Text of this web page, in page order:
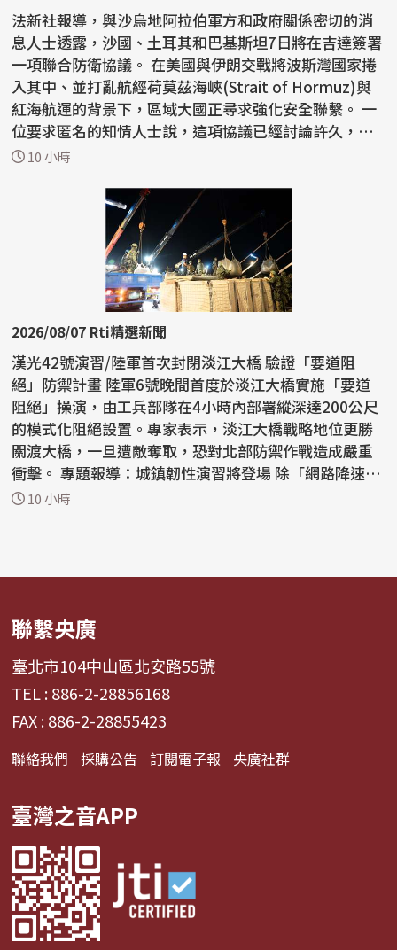
法新社報導，與沙烏地阿拉伯軍方和政府關係密切的消
息人士透露，沙國、土耳其和巴基斯坦7日將在吉達簽署
一項聯合防衛協議。 在美國與伊朗交戰將波斯灣國家捲
入其中、並打亂航經荷莫茲海峽(Strait of Hormuz)與
紅海航運的背景下，區域大國正尋求強化安全聯繫。 一
位要求匿名的知情人士說，這項協議已經討論許久，
但...10 小時
2026/08/07 Rti精選新聞
漢光42號演習/陸軍首次封閉淡江大橋 驗證「要道阻
絕」防禦計畫 陸軍6號晚間首度於淡江大橋實施「要道
阻絕」操演，由工兵部隊在4小時內部署縱深達200公尺
的模式化阻絕設置。專家表示，淡江大橋戰略地位更勝
關渡大橋，一旦遭敵奪取，恐對北部防禦作戰造成嚴重
衝擊。 專題報導：城鎮韌性演習將登場 除「網路降速、
躲3...10 小時
聯繫央廣
臺北市104中山區北安路55號
TEL : 886-2-28856168
FAX : 886-2-28855423
聯絡我們 採購公告 訂閱電子報 央廣社群
臺灣之音APP